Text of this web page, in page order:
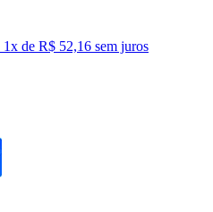
1x de R$ 52,16 sem juros